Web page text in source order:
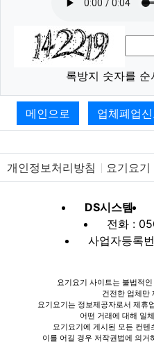
록방지 숫자를
메인으로 업체폐업
개인정보처리방침 요기요기
DS시스템
전화 :
사업자등록
요기요기 사이트는 불법적
건전한 업체만
요기요기는 정보제공자로서 제휴
어떤 거래에 대해 일
요기요기에 게시된 모든 컨
이를 어길 경우 저작권법에 의거